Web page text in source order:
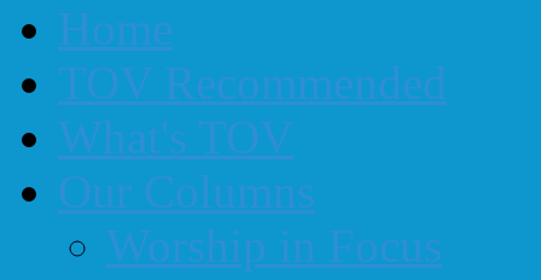
Home
TOV Recommended
What's TOV
Our Columns
Worship in Focus